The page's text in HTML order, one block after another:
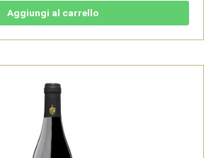
Aggiungi al carrello